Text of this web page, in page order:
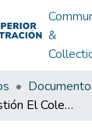
&
Informe de Gestión El Colegio Cundinamarca 2012: IG El Colegio Cundinamarca 2012